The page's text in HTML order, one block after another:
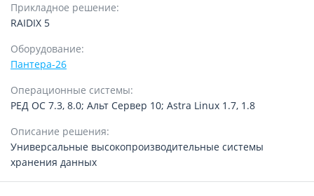
Прикладное решение:
RAIDIX 5
Оборудование:
Пантера-26
Операционные системы:
РЕД ОС 7.3, 8.0; Альт Сервер 10; Astra Linux 1.7, 1.8
Описание решения:
Универсальные высокопроизводительные системы
хранения данных